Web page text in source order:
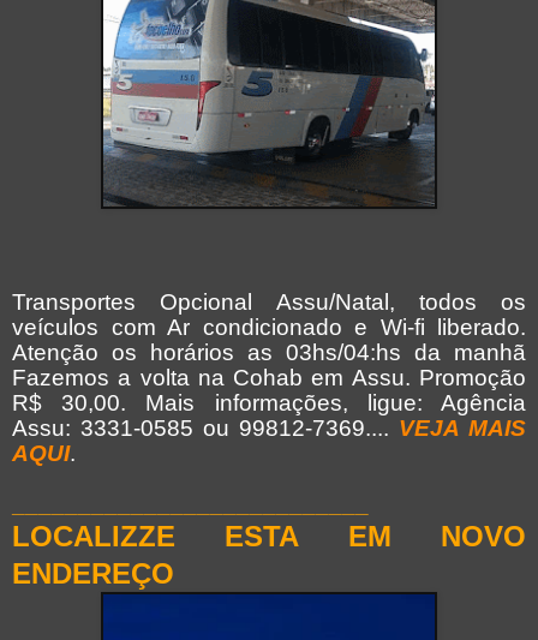
Transportes Opcional Assu/Natal, todos os
veículos com Ar condicionado e Wi-fi liberado.
Atenção os horários as 03hs/04:hs da manhã
Fazemos a volta na Cohab em Assu. Promoção
R$ 30,00. Mais informações, ligue: Agência
Assu: 3331-0585 ou 99812-7369.... VEJA MAIS
AQUI.
LOCALIZZE ESTA EM NOVO
ENDEREÇO